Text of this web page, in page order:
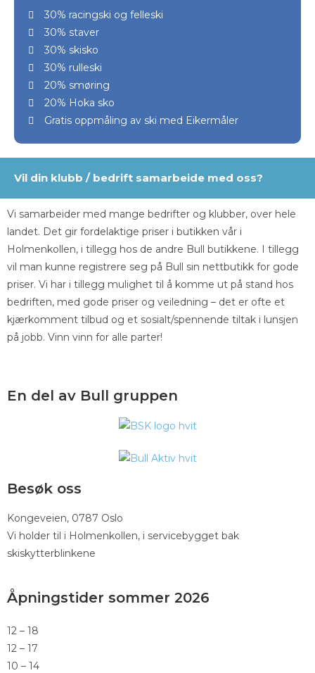
30% racingski og felleski
30% staver
30% skisko
30% rulleski
20% smøring
20% Hoka sko
Gratis oppmåling av ski med Eikermåler
Vil din klubb / bedrift samarbeide med oss?
Vi samarbeider med mange bedrifter og klubber, over hele
landet. Det gir fordelaktige priser i butikken vår i
Holmenkollen, i tillegg hos de andre Bull butikkene. I tillegg
vil man kunne registrere seg på Bull sin nettbutikk for gode
priser. Vi har i tillegg mulighet til å komme ut på stand hos
bedriften, med gode priser og veiledning – det er ofte et
kjærkomment tilbud og et sosialt/spennende tiltak i lunsjen
på jobb. Vinn vinn for alle parter!
En del av Bull gruppen
Besøk oss
Kongeveien, 0787 Oslo
Vi holder til i Holmenkollen, i servicebygget bak
skiskytterblinkene
Åpningstider sommer 2026
12 – 18
12 – 17
10 – 14